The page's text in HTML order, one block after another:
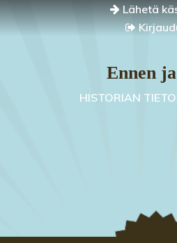
Lähetä
Ennen
HISTORIAN